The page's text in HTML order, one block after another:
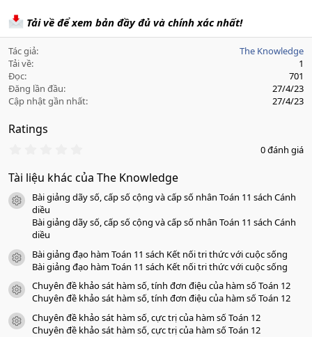
Tải về để xem bản đầy đủ và chính xác nhất!
Tác giả
The Knowledge
Tải về
1
Đọc
701
Đăng lần đầu
27/4/23
Cập nhật gần nhất
27/4/23
Ratings
0
0
a
0 đánh giá
Tài liệu khác của The Knowledge
icon tài liệu
Bài giảng dãy số, cấp số cộng và cấp số nhân Toán 11 sách Cánh
diều
Bài giảng dãy số, cấp số cộng và cấp số nhân Toán 11 sách Cánh
diều
icon tài liệu
Bài giảng đạo hàm Toán 11 sách Kết nối tri thức với cuộc sống
Bài giảng đạo hàm Toán 11 sách Kết nối tri thức với cuộc sống
icon tài liệu
Chuyên đề khảo sát hàm số, tính đơn điệu của hàm số Toán 12
Chuyên đề khảo sát hàm số, tính đơn điệu của hàm số Toán 12
icon tài liệu
Chuyên đề khảo sát hàm số, cực trị của hàm số Toán 12
Chuyên đề khảo sát hàm số, cực trị của hàm số Toán 12